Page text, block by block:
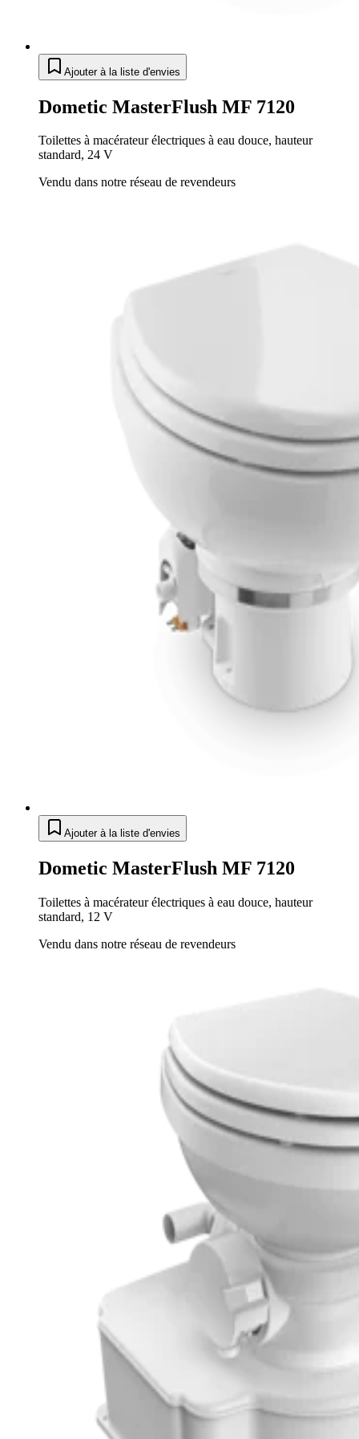
Ajouter à la liste d'envies
Dometic MasterFlush MF 7120
Toilettes à macérateur électriques à eau douce, hauteur
standard, 24 V
Vendu dans notre réseau de revendeurs
Ajouter à la liste d'envies
Dometic MasterFlush MF 7120
Toilettes à macérateur électriques à eau douce, hauteur
standard, 12 V
Vendu dans notre réseau de revendeurs